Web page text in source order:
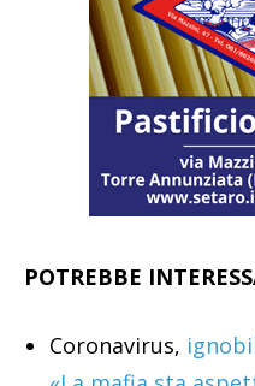
POTREBBE
Coronavirus,